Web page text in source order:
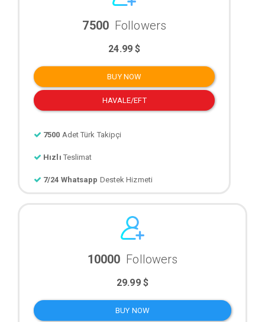
7500 Followers
24.99 $
BUY NOW
HAVALE/EFT
7500 Adet Türk Takipçi
Hızlı Teslimat
7/24 Whatsapp Destek Hizmeti
10000 Followers
29.99 $
BUY NOW